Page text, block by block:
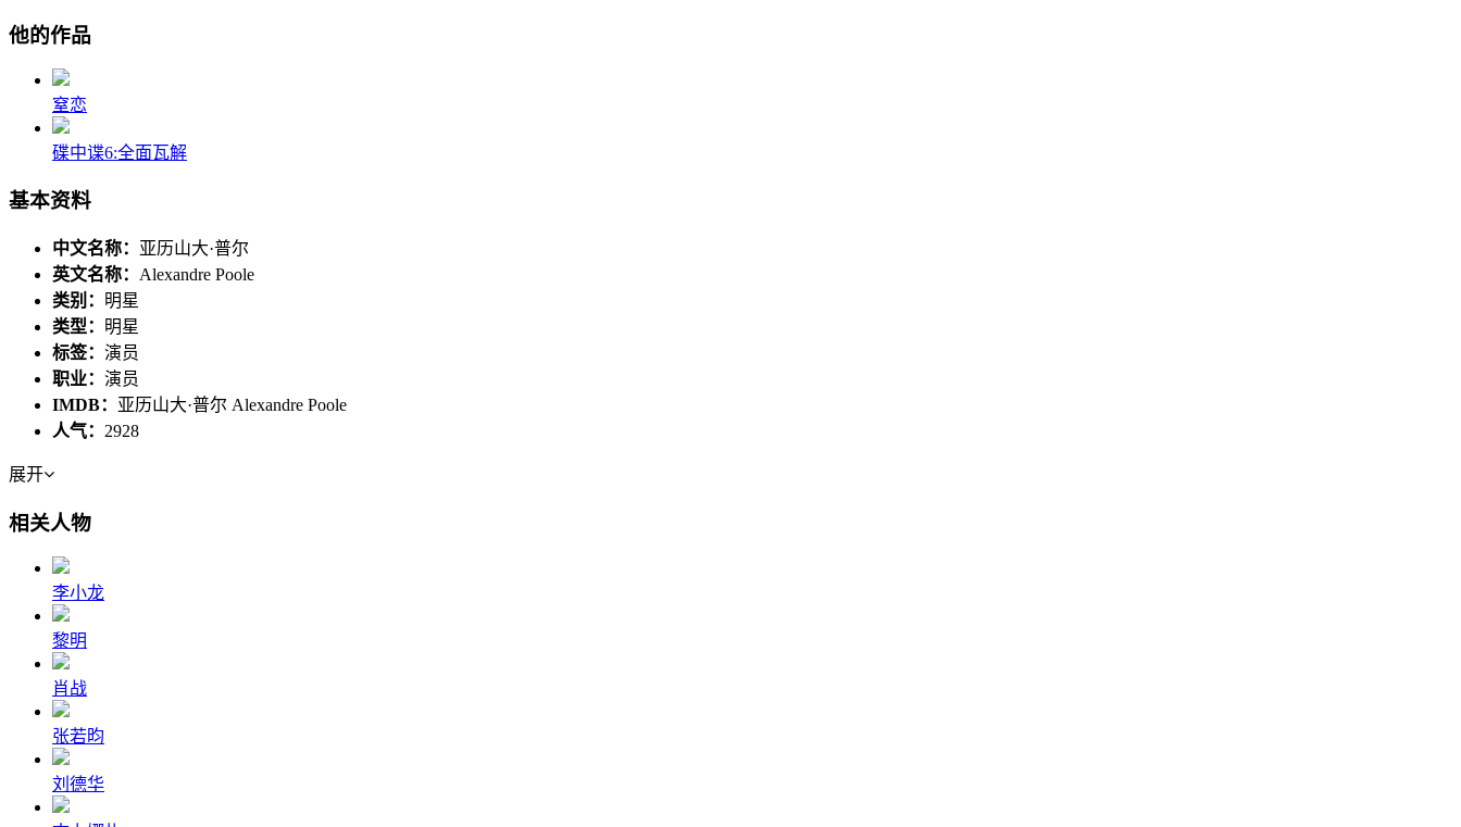
他的作品
窒恋
碟中谍6:全面瓦解
基本资料
中文名称： 亚历山大·普尔
英文名称： Alexandre Poole
类别： 明星
类型： 明星
标签： 演员
职业： 演员
IMDB： 亚历山大·普尔 Alexandre Poole
人气： 2928
展开
相关人物
李小龙
黎明
肖战
张若昀
刘德华